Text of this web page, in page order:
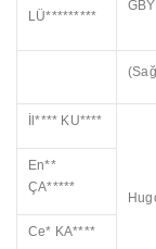
LÜ*********
İl**** KU****
En**
ÇA*****
Ce* KA****